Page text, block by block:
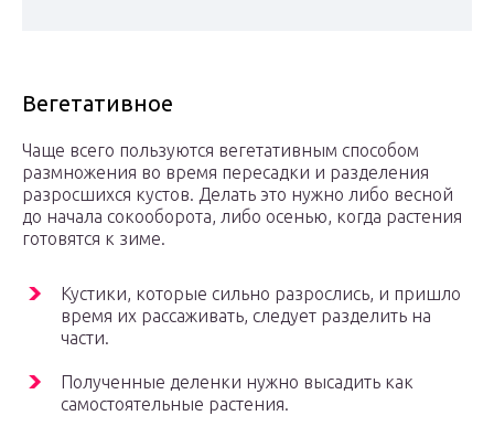
Вегетативное
Чаще всего пользуются вегетативным способом
размножения во время пересадки и разделения
разросшихся кустов. Делать это нужно либо весной
до начала сокооборота, либо осенью, когда растения
готовятся к зиме.
Кустики, которые сильно разрослись, и пришло
время их рассаживать, следует разделить на
части.
Полученные деленки нужно высадить как
самостоятельные растения.